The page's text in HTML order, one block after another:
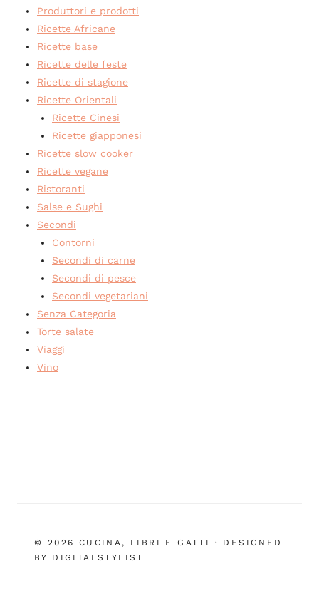
Produttori e prodotti
Ricette Africane
Ricette base
Ricette delle feste
Ricette di stagione
Ricette Orientali
Ricette Cinesi
Ricette giapponesi
Ricette slow cooker
Ricette vegane
Ristoranti
Salse e Sughi
Secondi
Contorni
Secondi di carne
Secondi di pesce
Secondi vegetariani
Senza Categoria
Torte salate
Viaggi
Vino
© 2026 CUCINA, LIBRI E GATTI · DESIGNED
BY DIGITALSTYLIST